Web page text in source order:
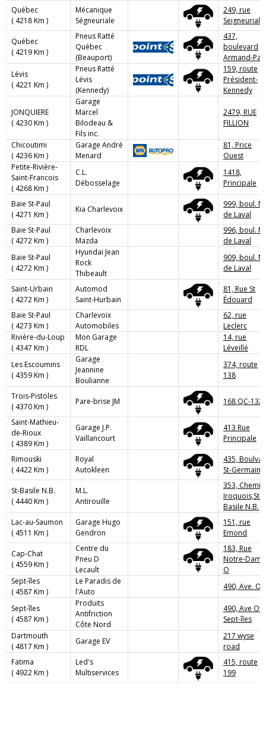
Québec
( 4218 Km )
Mécanique
Ségneuriale
249, rue
Seigneuriale
Québec
( 4219 Km )
Pneus Ratté
Québec
(Beauport)
437,
boulevard
Armand-
Lévis
( 4221 Km )
Pneus Ratté
Lévis
(Kennedy)
159, route
Président-
Kennedy
JONQUIERE
( 4230 Km )
Garage
Marcel
Bilodeau &
Fils inc.
2479, RUE
FILLION
Chicoutimi
( 4236 Km )
Garage André
Menard
81, Price
Ouest
Petite-Rivière-
Saint-Francois
( 4268 Km )
C.L.
Débosselage
1418,
Principale
Baie St-Paul
( 4271 Km )
Kia Charlevoix
999, boul.
de Laval
Baie St-Paul
( 4272 Km )
Charlevoix
Mazda
996, boul.
de Laval
Baie St-Paul
( 4272 Km )
Hyundai Jean
Rock
Thibeault
909, boul.
de Laval
Saint-Urbain
( 4272 Km )
Automod
Saint-Hurbain
81, Rue St
Édouard
Baie St-Paul
( 4273 Km )
Charlevoix
Automobiles
62, rue
Leclerc
Rivière-du-Loup
( 4347 Km )
Mon Garage
RDL
14, rue
Léveillé
Les Escoumins
( 4359 Km )
Garage
Jeannine
Boulianne
374, route
138
Trois-Pistoles
( 4370 Km )
Pare-brise JM 168 QC-132
Saint-Mathieu-
de-Rioux
( 4389 Km )
Garage J.P.
Vaillancourt
413 Rue
Principale
Rimouski
( 4422 Km )
Royal
Autokleen
435,
St-Germain
St-Basile N.B.
( 4440 Km )
M.L.
Antirouille
353, Chemin
Iroquois,St-
Basile N.B.
Lac-au-Saumon
( 4511 Km )
Garage Hugo
Gendron
151, rue
Emond
Cap-Chat
( 4559 Km )
Centre du
Pneu D
Lecault
183, Rue
Notre-Dame
O
Sept-îles
( 4587 Km )
Le Paradis de
l'Auto
490, Ave.
Sept-îles
( 4587 Km )
Produits
Antifriction
Côte Nord
490, Ave
Sept-îles
Dartmouth
( 4817 Km )
Garage EV
217 wyse
road
Fatima
( 4922 Km )
Led's
Multiservices
415, route
199